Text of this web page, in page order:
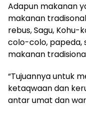
Adapun makanan
makanan
rebus, Sagu, Kohu-
colo-colo, papeda,
makanan
“Tujuannya untuk
ketaqwaan dan
antar umat dan